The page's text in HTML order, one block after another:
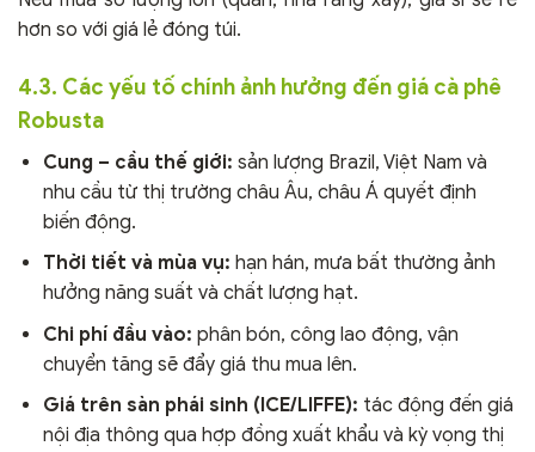
hơn so với giá lẻ đóng túi.
4.3. Các yếu tố chính ảnh hưởng đến giá cà phê
Robusta
Cung – cầu thế giới: sản lượng Brazil, Việt Nam và
nhu cầu từ thị trường châu Âu, châu Á quyết định
biến động.
Thời tiết và mùa vụ: hạn hán, mưa bất thường ảnh
hưởng năng suất và chất lượng hạt.
Chi phí đầu vào: phân bón, công lao động, vận
chuyển tăng sẽ đẩy giá thu mua lên.
Giá trên sàn phái sinh (ICE/LIFFE): tác động đến giá
nội địa thông qua hợp đồng xuất khẩu và kỳ vọng thị